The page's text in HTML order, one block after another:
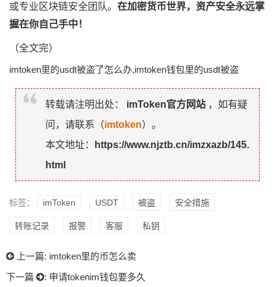
或专业区块链安全团队。 在加密货币世界，资产安全永远掌
握在你自己手中！
（全文完）
imtoken里的usdt被盗了怎么办,imtoken钱包里的usdt被盗
转载请注明出处： imToken官方网站 ，如有疑
问，请联系（imtoken）。
本文地址：
https://www.njztb.cn/imzxazb/145.
html
标签： imToken USDT 被盗 安全措施
转账记录 报警 客服 私钥
上一篇: imtoken里的币怎么卖
下一篇
: 申请tokenim钱包要多久